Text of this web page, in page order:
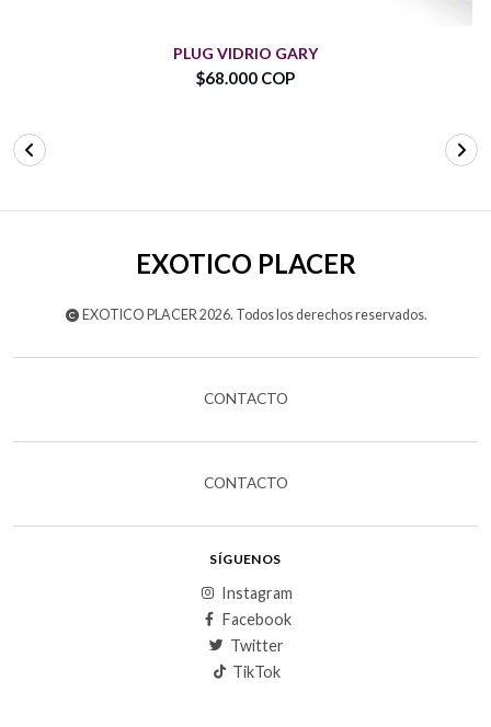
PLUG VIDRIO GARY
$68.000 COP
EXOTICO PLACER
EXOTICO PLACER 2026. Todos los derechos reservados.
CONTACTO
CONTACTO
SÍGUENOS
Instagram
Facebook
Twitter
TikTok